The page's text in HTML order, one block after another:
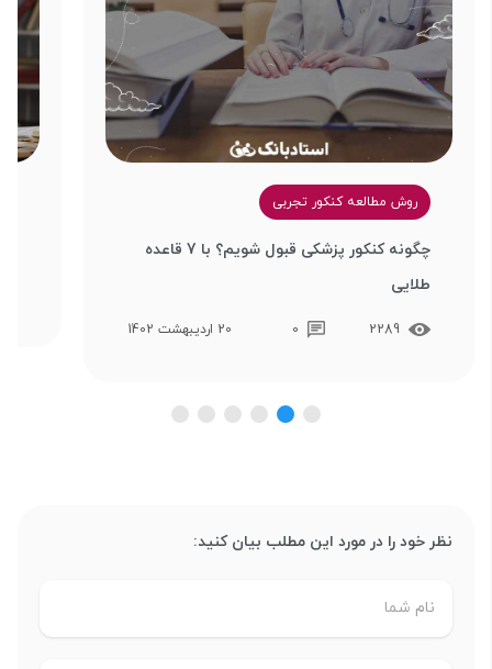
روش مطالعه کنکور تجربی
چگونه کنکور پزشکی قبول شویم؟ با 7 قاعده
طلایی
2289
0 20 اردیبهشت 1402
نظر خود را در مورد این مطلب بیان کنید: